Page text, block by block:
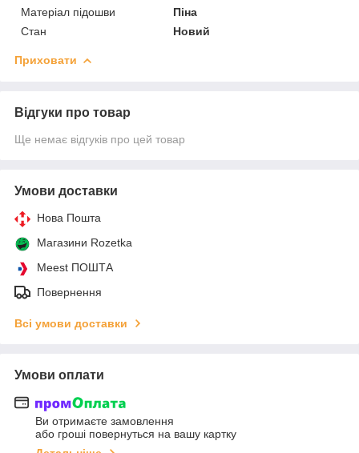
Матеріал підошви
Піна
Стан
Новий
Приховати
Відгуки про товар
Ще немає відгуків про цей товар
Умови доставки
Нова Пошта
Магазини Rozetka
Meest ПОШТА
Повернення
Всі умови доставки
Умови оплати
Ви отримаєте замовлення
або гроші повернуться на вашу картку